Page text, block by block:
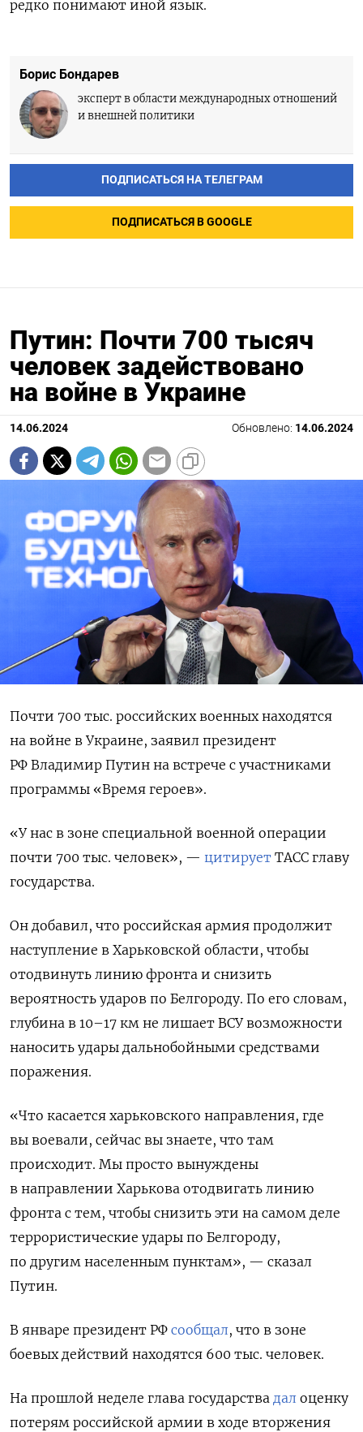
редко понимают иной язык.
Борис Бондарев
эксперт в области международных отношений
и внешней политики
ПОДПИСАТЬСЯ НА ТЕЛЕГРАМ
ПОДПИСАТЬСЯ В GOOGLE
Путин: Почти 700 тысяч
человек задействовано
на войне в Украине
14.06.2024 Обновлено: 14.06.2024
Почти 700 тыс. российских военных находятся
на войне в Украине, заявил президент
РФ Владимир Путин на встрече с участниками
программы «Время героев».
«У нас в зоне специальной военной операции
почти 700 тыс. человек», — цитирует ТАСС главу
государства.
Он добавил, что российская армия продолжит
наступление в Харьковской области, чтобы
отодвинуть линию фронта и снизить
вероятность ударов по Белгороду. По его словам,
глубина в 10–17 км не лишает ВСУ возможности
наносить удары дальнобойными средствами
поражения.
«Что касается харьковского направления, где
вы воевали, сейчас вы знаете, что там
происходит. Мы просто вынуждены
в направлении Харькова отодвигать линию
фронта с тем, чтобы снизить эти на самом деле
террористические удары по Белгороду,
по другим населенным пунктам», — сказал
Путин.
В январе президент РФ сообщал, что в зоне
боевых действий находятся 600 тыс. человек.
На прошлой неделе глава государства дал оценку
потерям российской армии в ходе вторжения